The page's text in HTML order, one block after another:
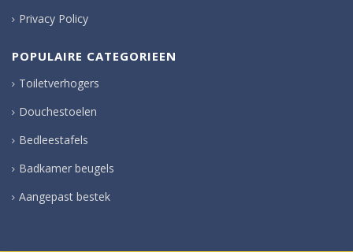
Privacy Policy
POPULAIRE CATEGORIEEN
Toiletverhogers
Douchestoelen
Bedleestafels
Badkamer beugels
Aangepast bestek